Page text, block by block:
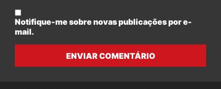
Notifique-me sobre novas publicações por e-
mail.
ENVIAR COMENTÁRIO